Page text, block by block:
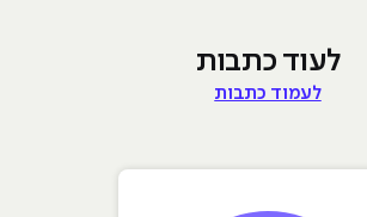
לעוד כתבות
לעמוד כתבות